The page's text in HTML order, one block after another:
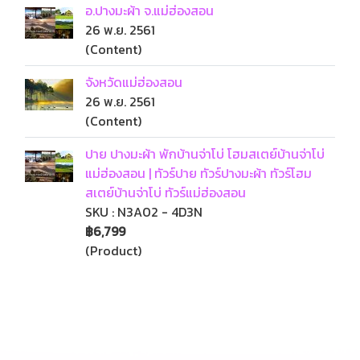
อ.ปางมะผ้า จ.แม่ฮ่องสอน
26 พ.ย. 2561
(Content)
จังหวัดแม่ฮ่องสอน
26 พ.ย. 2561
(Content)
ปาย ปางมะผ้า พักบ้านจ่าโบ่ โฮมสเตย์บ้านจ่าโบ่
แม่ฮ่องสอน | ทัวร์ปาย ทัวร์ปางมะผ้า ทัวร์โฮม
สเตย์บ้านจ่าโบ่ ทัวร์แม่ฮ่องสอน
SKU : N3A02 - 4D3N
฿6,799
(Product)